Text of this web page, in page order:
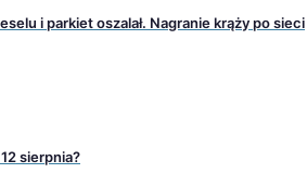
i parkiet oszalał. Nagranie krąży po sieci
sierpnia?